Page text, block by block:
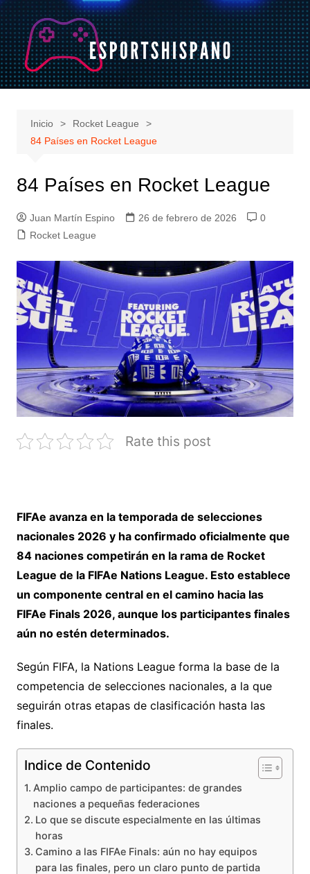
Saltar
al
contenido
Inicio
Rocket League
84 Países en Rocket League
84 Países en Rocket League
Juan Martín Espino 26 de febrero de 2026
0
Rocket League
Rate this post
FIFAe avanza en la temporada de selecciones
nacionales 2026 y ha confirmado oficialmente que
84 naciones competirán en la rama de Rocket
League de la FIFAe Nations League. Esto establece
un componente central en el camino hacia las
FIFAe Finals 2026, aunque los participantes finales
aún no estén determinados.
Según FIFA, la Nations League forma la base de la
competencia de selecciones nacionales, a la que
seguirán otras etapas de clasificación hasta las
finales.
Indice de Contenido
Amplio campo de participantes: de grandes
naciones a pequeñas federaciones
Lo que se discute especialmente en las últimas
horas
Camino a las FIFAe Finals: aún no hay equipos
para las finales, pero un claro punto de partida